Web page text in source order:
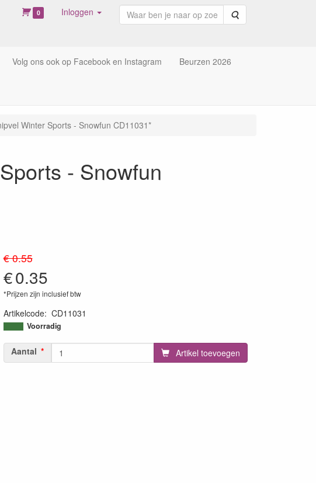
0 Inloggen Zoeken
Volg ons ook op Facebook en Instagram Beurzen 2026
Winter Sports - Snowfun CD11031*
- Snowfun
€ 0.55
€0.35
*Prijzen zijn inclusief btw
Artikelcode: CD11031
8718715047884
Voorradig
Aantal Artikel toevoegen